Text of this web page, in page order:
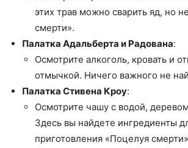
этих трав можно сварить яд, но
смерти».
Палатка Адальберта и Радована:
Осмотрите алкоголь, кровать и
отмычкой. Ничего важного не
Палатка Стивена Кроу:
Осмотрите чашу с водой,
Здесь вы найдете ингредиенты
приготовления «Поцелуя